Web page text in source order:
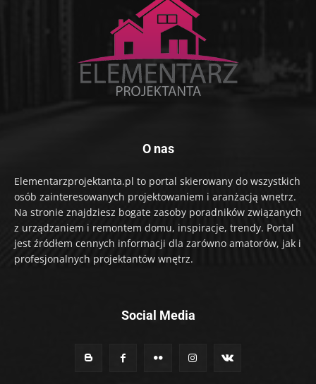
O nas
Elementarzprojektanta.pl to portal skierowany do wszystkich
osób zainteresowanych projektowaniem i aranżacją wnętrz.
Na stronie znajdziesz bogate zasoby poradników związanych
z urządzaniem i remontem domu, inspiracje, trendy. Portal
jest źródłem cennych informacji dla zarówno amatorów, jak i
profesjonalnych projektantów wnętrz.
Social Media